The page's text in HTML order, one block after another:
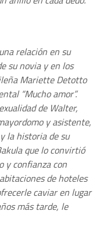
relación en su
su novia y en los
Mariette Detotto
“Mucho amor”.
de Walter,
y asistente,
la historia de su
que lo convirtió
y confianza con
de hoteles
caviar en lugar
más tarde, le